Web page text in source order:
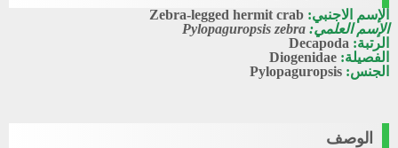
الإسم الاجنبي: Zebra-legged hermit crab
الإسم العلمي: Pylopaguropsis zebra
الرتبة: Decapoda
الفصيلة: Diogenidae
الجنس: Pylopaguropsis
الوصف